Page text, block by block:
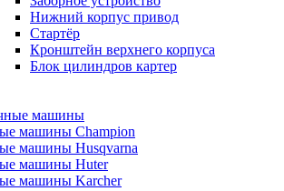
Нижний корпус привод
Стартёр
Кронштейн верхнего корпуса
Блок цилиндров картер
машины
машины Champion
машины Husqvarna
машины Huter
машины Karcher